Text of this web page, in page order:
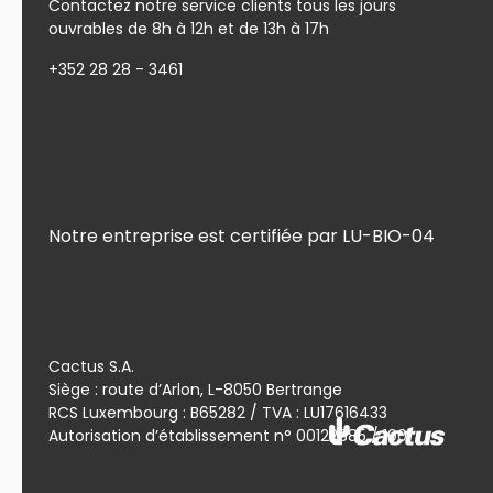
Contactez notre service clients tous les jours
ouvrables de 8h à 12h et de 13h à 17h
+352 28 28 - 3461
Cactus S.A.
Siège : route d’Arlon, L-8050 Bertrange
RCS Luxembourg : B65282 / TVA : LU17616433
Autorisation d’établissement n° 00122885 / 100
Notre entreprise est certifiée par LU-BIO-04